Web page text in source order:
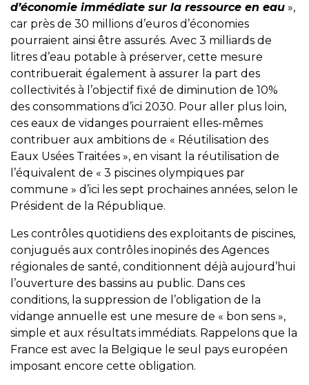
d’économie immédiate sur la ressource en eau »,
car près de 30 millions d’euros d’économies
pourraient ainsi être assurés. Avec 3 milliards de
litres d’eau potable à préserver, cette mesure
contribuerait également à assurer la part des
collectivités à l’objectif fixé de diminution de 10%
des consommations d’ici 2030. Pour aller plus loin,
ces eaux de vidanges pourraient elles-mêmes
contribuer aux ambitions de « Réutilisation des
Eaux Usées Traitées », en visant la réutilisation de
l’équivalent de « 3 piscines olympiques par
commune » d’ici les sept prochaines années, selon le
Président de la République.
Les contrôles quotidiens des exploitants de piscines,
conjugués aux contrôles inopinés des Agences
régionales de santé, conditionnent déjà aujourd’hui
l’ouverture des bassins au public. Dans ces
conditions, la suppression de l’obligation de la
vidange annuelle est une mesure de « bon sens »,
simple et aux résultats immédiats. Rappelons que la
France est avec la Belgique le seul pays européen
imposant encore cette obligation.